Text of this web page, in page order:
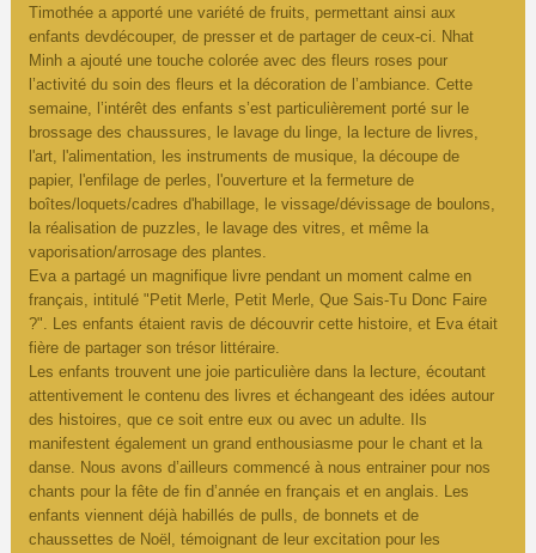
Timothée a apporté une variété de fruits, permettant ainsi aux
enfants devdécouper, de presser et de partager de ceux-ci. Nhat
Minh a ajouté une touche colorée avec des fleurs roses pour
l’activité du soin des fleurs et la décoration de l’ambiance. Cette
semaine, l’intérêt des enfants s’est particulièrement porté sur le
brossage des chaussures, le lavage du linge, la lecture de livres,
l'art, l'alimentation, les instruments de musique, la découpe de
papier, l'enfilage de perles, l'ouverture et la fermeture de
boîtes/loquets/cadres d'habillage, le vissage/dévissage de boulons,
la réalisation de puzzles, le lavage des vitres, et même la
vaporisation/arrosage des plantes.
Eva a partagé un magnifique livre pendant un moment calme en
français, intitulé "Petit Merle, Petit Merle, Que Sais-Tu Donc Faire
?". Les enfants étaient ravis de découvrir cette histoire, et Eva était
fière de partager son trésor littéraire.
Les enfants trouvent une joie particulière dans la lecture, écoutant
attentivement le contenu des livres et échangeant des idées autour
des histoires, que ce soit entre eux ou avec un adulte. Ils
manifestent également un grand enthousiasme pour le chant et la
danse. Nous avons d’ailleurs commencé à nous entrainer pour nos
chants pour la fête de fin d’année en français et en anglais. Les
enfants viennent déjà habillés de pulls, de bonnets et de
chaussettes de Noël, témoignant de leur excitation pour les